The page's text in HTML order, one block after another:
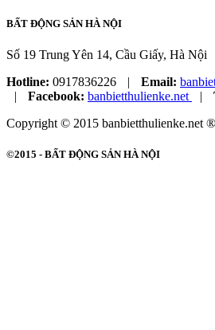
BẤT ĐỘNG SẢN HÀ NỘI
Số 19 Trung Yên 14, Cầu Giấy, Hà Nội
Hotline: 0917836226 | Email:
|
Facebook: banbietthulienke.net |
Copyright © 2015 banbietthulienke.net ®
©2015 - BẤT ĐỘNG SẢN HÀ NỘI